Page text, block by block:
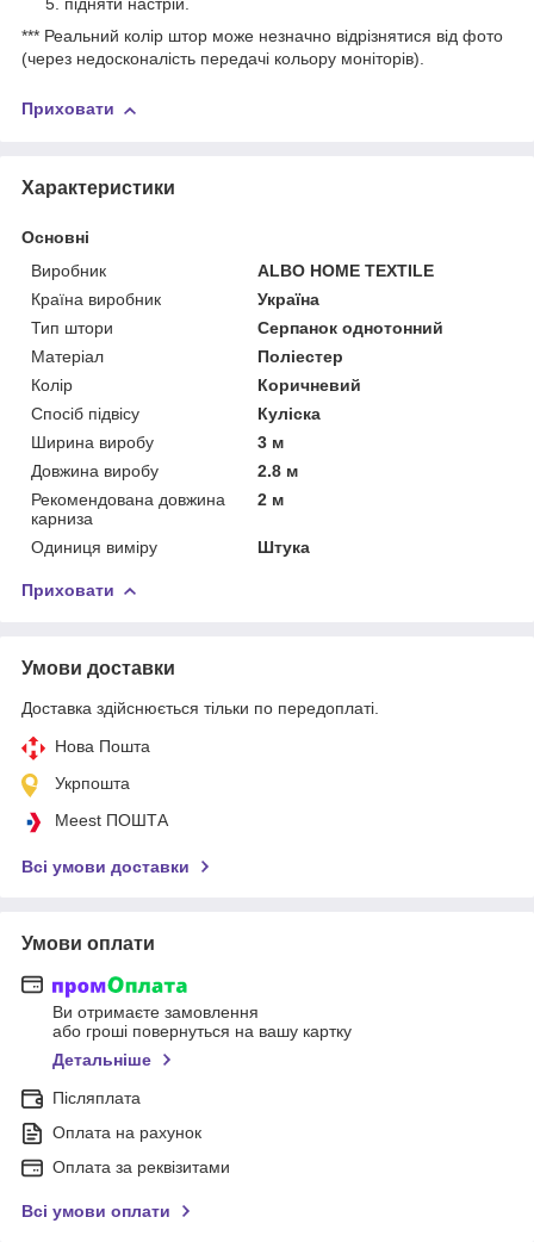
підняти настрій.
*** Реальний колір штор може незначно відрізнятися від фото
(через недосконалість передачі кольору моніторів).
Приховати
Характеристики
Основні
Виробник
ALBO HOME TEXTILE
Країна виробник
Україна
Тип штори
Серпанок однотонний
Матеріал
Поліестер
Колір
Коричневий
Спосіб підвісу
Куліска
Ширина виробу
3 м
Довжина виробу
2.8 м
Рекомендована довжина
карниза
2 м
Одиниця виміру Штука
Приховати
Умови доставки
Доставка здійснюється тільки по передоплаті.
Нова Пошта
Укрпошта
Meest ПОШТА
Всі умови доставки
Умови оплати
Ви отримаєте замовлення
або гроші повернуться на вашу картку
Детальніше
Післяплата
Оплата на рахунок
Оплата за реквізитами
Всі умови оплати